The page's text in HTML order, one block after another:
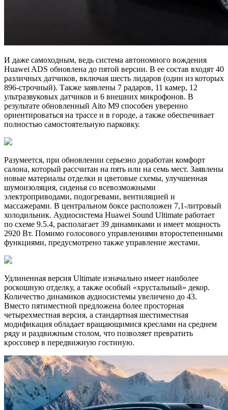
И даже самоходным, ведь система автономного вождения
Huawei ADS обновлена до пятой версии. В ее состав входят 40
различных датчиков, включая шесть лидаров (один из которых
896-строчный). Также заявлены 7 радаров, 11 камер, 12
ультразвуковых датчиков и 6 внешних микрофонов. В
результате обновленный Aito M9 способен уверенно
ориентироваться на трассе и в городе, а также обеспечивает
полностью самостоятельную парковку.
Разумеется, при обновлении серьезно доработан комфорт
салона, который рассчитан на пять или на семь мест. Заявлены
новые материалы отделки и цветовые схемы, улучшенная
шумоизоляция, сиденья со всевозможными
электроприводами, подогревами, вентиляцией и
массажерами. В центральном боксе расположен 7,1-литровый
холодильник. Аудиосистема Huawei Sound Ultimate работает
по схеме 9.5.4, располагает 39 динамиками и имеет мощность
2920 Вт. Помимо голосового управлениями второстепенными
функциями, предусмотрено также управление жестами.
Удлиненная версия Ultimate изначально имеет наиболее
роскошную отделку, а также особый «хрустальный» декор.
Количество динамиков аудиосистемы увеличено до 43.
Вместо пятиместной предложена более просторная
четырехместная версия, а стандартная шестиместная
модификация обладает вращающимися креслами на среднем
ряду и раздвижным столом, что позволяет превратить
кроссовер в передвижную гостиную.